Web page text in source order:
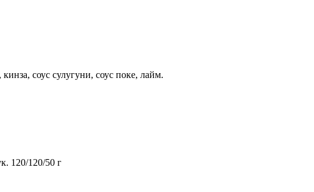
соус сулугуни, соус поке, лайм.
120/120/50 г